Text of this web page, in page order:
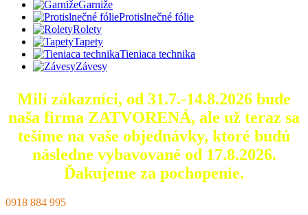
Garniže
Protislnečné fólie
Rolety
Tapety
Tieniaca technika
Závesy
Milí zákazníci, od 31.7.-14.8.2026 bude
naša firma ZATVORENÁ, ale už teraz sa
tešíme na vaše objednávky, ktoré budú
následne vybavované od 17.8.2026.
Ďakujeme za pochopenie.
0918 884 995